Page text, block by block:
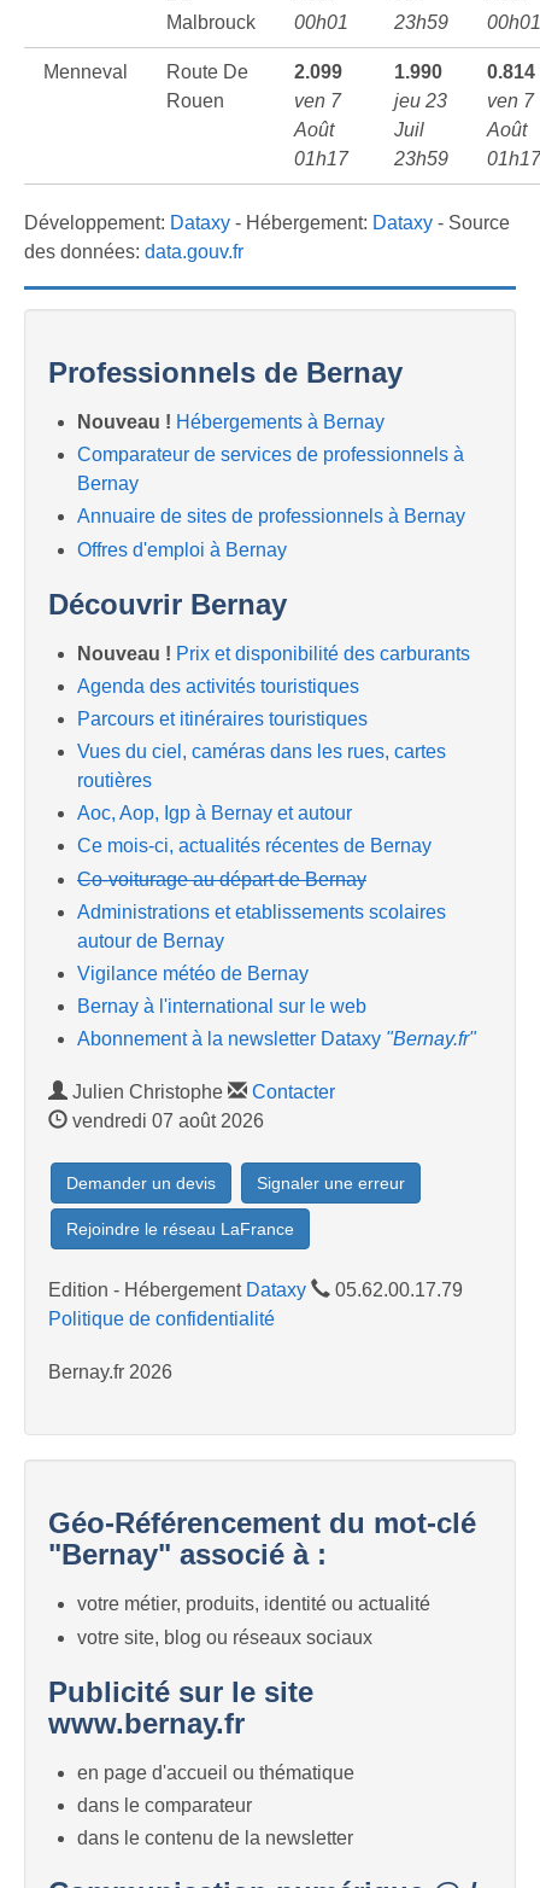
Malbrouck
00h01
23h59
00h01
Menneval
Route De
Rouen
2.099
ven 7
Août
01h17
1.990
jeu 23
Juil
23h59
0.814
ven 7
Août
01h17
Développement: Dataxy - Hébergement: Dataxy - Source
des données: data.gouv.fr
Professionnels de Bernay
Nouveau ! Hébergements à Bernay
Comparateur de services de professionnels à
Bernay
Annuaire de sites de professionnels à Bernay
Offres d'emploi à Bernay
Découvrir Bernay
Nouveau ! Prix et disponibilité des carburants
Agenda des activités touristiques
Parcours et itinéraires touristiques
Vues du ciel, caméras dans les rues, cartes
routières
Aoc, Aop, Igp à Bernay et autour
Ce mois-ci, actualités récentes de Bernay
Co-voiturage au départ de Bernay
Administrations et etablissements scolaires
autour de Bernay
Vigilance météo de Bernay
Bernay à l'international sur le web
Abonnement à la newsletter Dataxy "Bernay.fr"
Julien Christophe
Contacter
vendredi 07 août 2026
Demander un devis Signaler une erreur
Rejoindre le réseau LaFrance
Edition - Hébergement Dataxy
05.62.00.17.79
Politique de confidentialité
Bernay.fr 2026
Géo-Référencement du mot-clé
"Bernay" associé à :
votre métier, produits, identité ou actualité
votre site, blog ou réseaux sociaux
Publicité sur le site
www.bernay.fr
en page d'accueil ou thématique
dans le comparateur
dans le contenu de la newsletter